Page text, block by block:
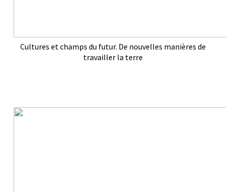
Cultures et champs du futur. De nouvelles manières de
travailler la terre